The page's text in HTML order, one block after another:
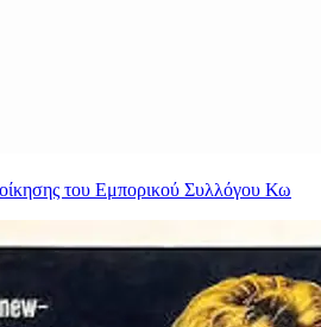
του Εμπορικού Συλλόγου Κω